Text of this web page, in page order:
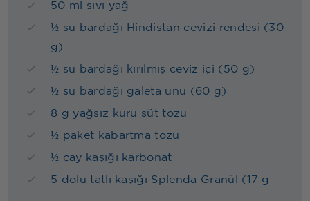
50 ml sıvı yağ
½ su bardağı Hindistan cevizi rendesi (30
g)
½ su bardağı kırılmış ceviz içi (50 g)
½ su bardağı galeta unu (60 g)
8 g yağsız kuru süt tozu
½ paket kabartma tozu
½ çay kaşığı karbonat
5 dolu tatlı kaşığı Splenda Granül (17 g